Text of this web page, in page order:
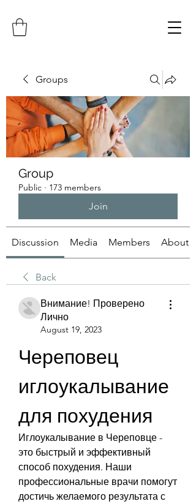
Groups
Group
Public · 173 members
Join
Discussion Media Members About
Back
Внимание! Проверено
Лично
August 19, 2023
Череповец
иглоукалывание
для похудения
Иглоукалывание в Череповце -
это быстрый и эффективный
способ похудения. Наши
профессиональные врачи помогут
достичь желаемого результата с